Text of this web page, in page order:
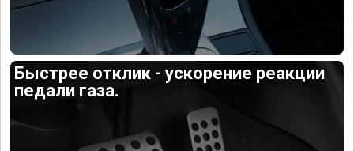
Быстрее отклик - ускорение реакции
педали газа.